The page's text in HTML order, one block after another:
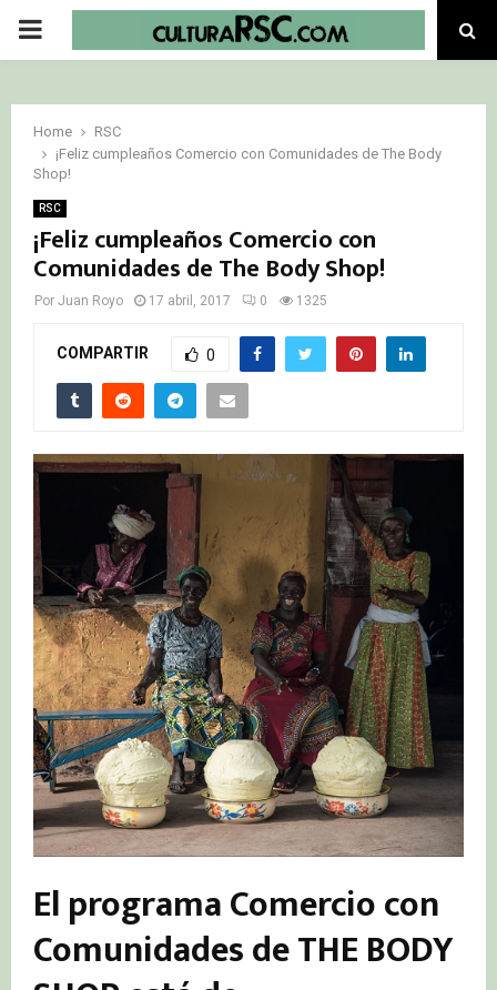
PRIMARY
Home
RSC
¡Feliz cumpleaños Comercio con Comunidades de The Body
Shop!
RSC
¡Feliz cumpleaños Comercio con
Comunidades de The Body Shop!
Por Juan Royo 17 abril, 2017 0 1325
COMPARTIR 0
El programaComercio con
Comunidadesde THE BODY